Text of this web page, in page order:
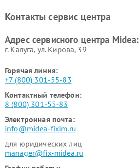
пылесосов Midea
Midea
Контакты сервис центра
Адрес сервисного центра Midea:
г. Калуга, ул. Кирова, 39
Горячая линия:
+7 (800) 301-55-83
Контактный телефон:
8 (800) 301-55-83
Электронная почта:
info@midea-fixim.ru
для юридических лиц
manager@fix-midea.ru